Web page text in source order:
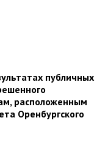
публичных
расположенным
Оренбургского